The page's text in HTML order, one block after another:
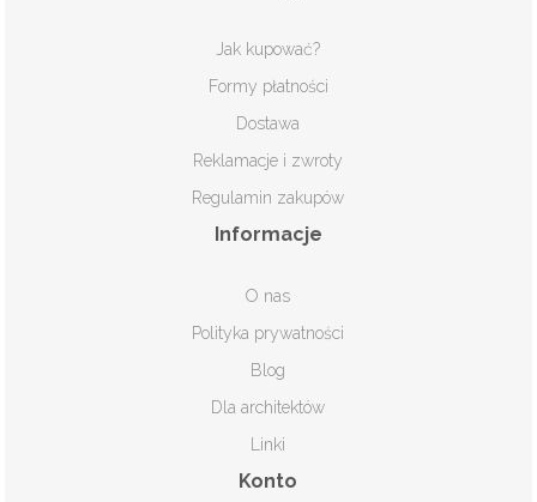
Jak kupować?
Formy płatności
Dostawa
Reklamacje i zwroty
Regulamin zakupów
Informacje
O nas
Polityka prywatności
Blog
Dla architektów
Linki
Konto